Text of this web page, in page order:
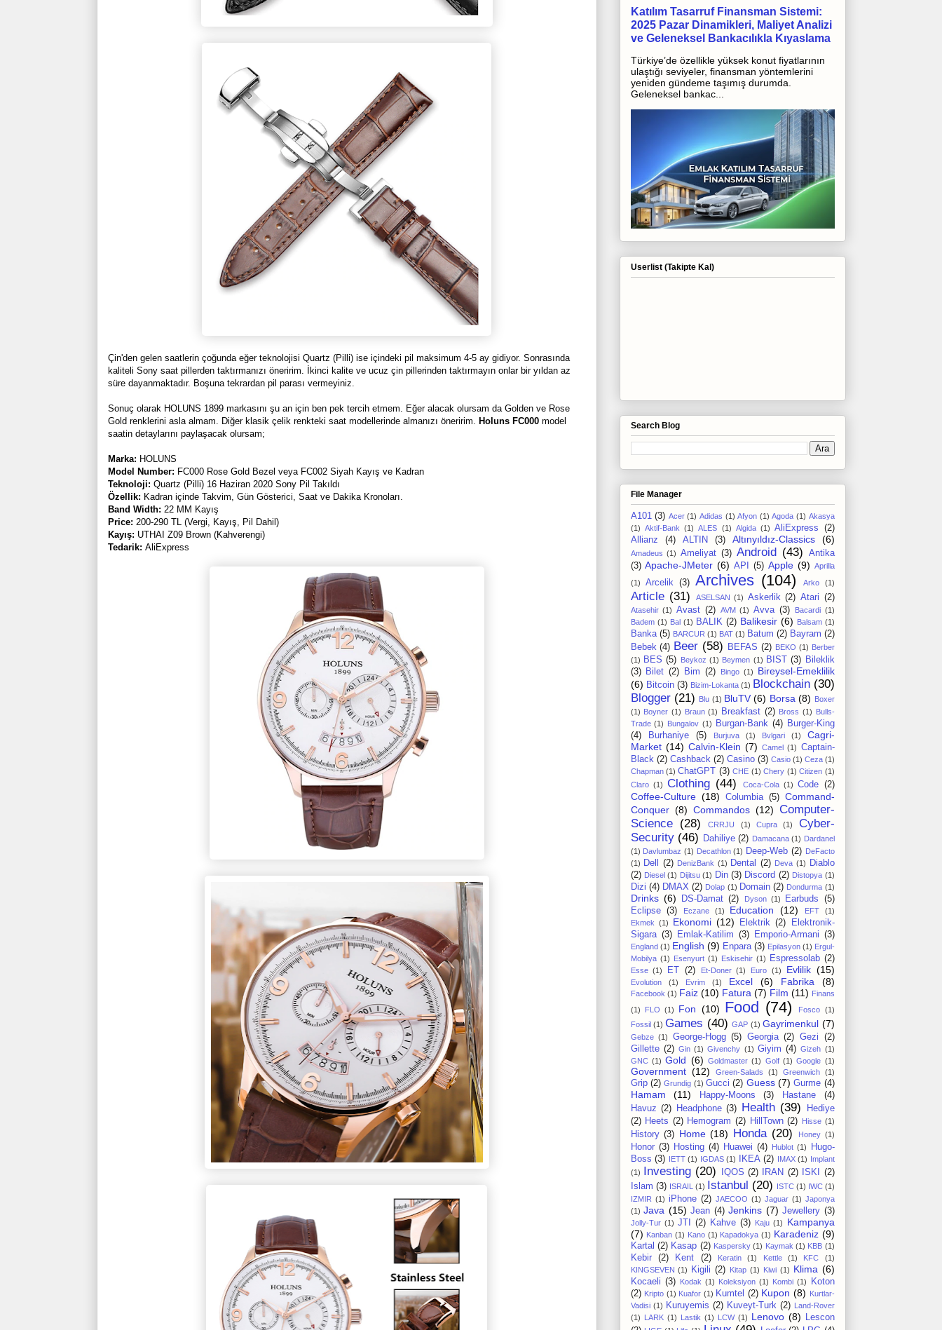
Çin'den gelen saatlerin çoğunda eğer teknolojisi Quartz (Pilli) ise içindeki pil maksimum 4-5 ay gidiyor. Sonrasında
kaliteli Sony saat pillerden taktırmanızı öneririm. İkinci kalite ve ucuz çin pillerinden taktırmayın onlar bir yıldan az
süre dayanmaktadır. Boşuna tekrardan pil parası vermeyiniz.
Sonuç olarak HOLUNS 1899 markasını şu an için ben pek tercih etmem. Eğer alacak olursam da Golden ve Rose
Gold renklerini asla almam. Diğer klasik çelik renkteki saat modellerinde almanızı öneririm. Holuns FC000model
saatin detaylarını paylaşacak olursam;
Marka: HOLUNS
Model Number: FC000 Rose Gold Bezel veya FC002 Siyah Kayış ve Kadran
Teknoloji: Quartz (Pilli) 16 Haziran 2020 Sony Pil Takıldı
Özellik: Kadran içinde Takvim, Gün Gösterici, Saat ve Dakika Kronoları.
Band Width: 22 MM Kayış
Price: 200-290 TL (Vergi, Kayış, Pil Dahil)
Kayış: UTHAI Z09 Brown (Kahverengi)
Tedarik: AliExpress
Katılım Tasarruf Finansman Sistemi:
2025 Pazar Dinamikleri, Maliyet Analizi
ve Geleneksel Bankacılıkla Kıyaslama
Türkiye’de özellikle yüksek konut fiyatlarının
ulaştığı seviyeler, finansman yöntemlerini
yeniden gündeme taşımış durumda.
Geleneksel bankac...
Userlist (Takipte Kal)
Search Blog
File Manager
A101 (3) Acer (1) Adidas (1) Afyon (1) Agoda (1) Akasya
(1) Aktif-Bank (1) ALES (1) Algida (1) AliExpress
(2)
Allianz
(4) ALTIN (3) Altınyıldız-Classics (6)
Amadeus (1) Ameliyat (3) Android (43)
Antika
(3) Apache-JMeter (6) API (5) Apple (9) Aprilla
(1)
Arcelik (3) Archives (104) Arko (1)
Article (31) ASELSAN (1) Askerlik (2) Atari (2)
Atasehir (1) Avast (2) AVM (1) Avva (3) Bacardi (1)
Badem (1) Bal (1) BALIK (2) Balikesir (6) Balsam (1)
Banka (5) BARCUR (1) BAT (1) Batum (2) Bayram (2)
Bebek (4) Beer (58) BEFAS (2) BEKO (1) Berber
(1) BES (5) Beykoz (1) Beymen (1) BIST (3) Bileklik
(3)
Bilet (2) Bim (2) Bingo (1)
Bireysel-Emeklilik
(6) Bitcoin (3) Bizim-Lokanta (1) Blockchain (30)
Blogger (21) Blu (1) BluTV (6) Borsa (8) Boxer
(1) Boyner (1) Braun (1) Breakfast (2) Bross (1) Bulls-
Trade (1) Bungalov (1) Burgan-Bank (4) Burger-King
(4)
Burhaniye (5) Burjuva (1) Bvlgari (1)
Cagri-
Market (14) Calvin-Klein (7) Camel (1) Captain-
Black (2) Cashback (2) Casino (3) Casio (1) Ceza (1)
Chapman (1) ChatGPT (3) CHE (1) Chery (1) Citizen (1)
Claro (1) Clothing (44) Coca-Cola (1) Code (2)
Coffee-Culture (18) Columbia (5)
Command-
Conquer (8) Commandos (12)
Computer-
Science
(28) CRRJU (1) Cupra (1)
Cyber-
Security (46) Dahiliye (2) Damacana (1) Dardanel
(1) Davlumbaz (1) Decathlon (1) Deep-Web (2) DeFacto
(1) Dell (2) DenizBank (1) Dental (2) Deva (1)
Diablo
(2) Diesel (1) Dijitsu (1) Din (3) Discord (2) Distopya (1)
Dizi (4) DMAX (2) Dolap (1) Domain (2) Dondurma (1)
Drinks (6) DS-Damat (2) Dyson (1) Earbuds
(5)
Eclipse
(3) Eczane (1) Education (12) EFT
(1)
Ekmek (1) Ekonomi (12) Elektrik (2)
Elektronik-
Sigara (3) Emlak-Katilim (3) Emporio-Armani (3)
England (1) English (9) Enpara (3) Epilasyon (1) Ergul-
Mobilya (1) Esenyurt (1) Eskisehir (1) Espressolab (2)
Esse (1) ET (2) Et-Doner (1) Euro (1) Evlilik (15)
Evolution (1) Evrim (1) Excel (6) Fabrika (8)
Facebook (1) Faiz (10) Fatura (7) Film (11) Finans
(1)
FLO (1) Fon (10) Food (74) Fosco (1)
Fossil (1) Games (40) GAP (1) Gayrimenkul (7)
Gebze (1) George-Hogg (5) Georgia (2) Gezi
(2)
Gillette (2) Gin (1) Givenchy (1) Giyim (4) Gizeh (1)
GNC (1) Gold (6) Goldmaster (1) Golf (1) Google (1)
Government (12) Green-Salads (1) Greenwich (1)
Grip (2) Grundig (1) Gucci (2) Guess (7) Gurme (4)
Hamam (11) Happy-Moons (3) Hastane
(4)
Havuz (2) Headphone (3) Health (39)
Hediye
(2) Heets (2) Hemogram (2) HillTown (2) Hisse (1)
History (3) Home (18) Honda (20) Honey (1)
Honor (3) Hosting (4) Huawei (4) Hublot (1)
Hugo-
Boss (3) IETT (1) IGDAS (1) IKEA (2) IMAX (1) Implant
(1) Investing (20) IQOS (2) IRAN (2) ISKI
(2)
Islam (3) ISRAIL (1) Istanbul (20) ISTC (1) IWC (1)
IZMIR (1) iPhone (2) JAECOO (1) Jaguar (1) Japonya
(1) Java (15) Jean (4) Jenkins (7) Jewellery (3)
Jolly-Tur (1) JTI (2) Kahve (3) Kaju (1)
Kampanya
(7) Kanban (1) Kano (1) Kapadokya (1) Karadeniz (9)
Kartal (2) Kasap (2) Kaspersky (1) Kaymak (1) KBB (1)
Kebir (2) Kent (2) Keratin (1) Kettle (1) KFC
(1)
KINGSEVEN (1) Kigili (2) Kitap (1) Kiwi (1) Klima (6)
Kocaeli (3) Kodak (1) Koleksiyon (1) Kombi (1)
Koton
(2) Kripto (1) Kuafor (1) Kumtel (2) Kupon (8) Kurtlar-
Vadisi (1) Kuruyemis (2) Kuveyt-Turk (2) Land-Rover
(1) LARK (1) Lastik (1) LCW (1) Lenovo (8)
Lescon